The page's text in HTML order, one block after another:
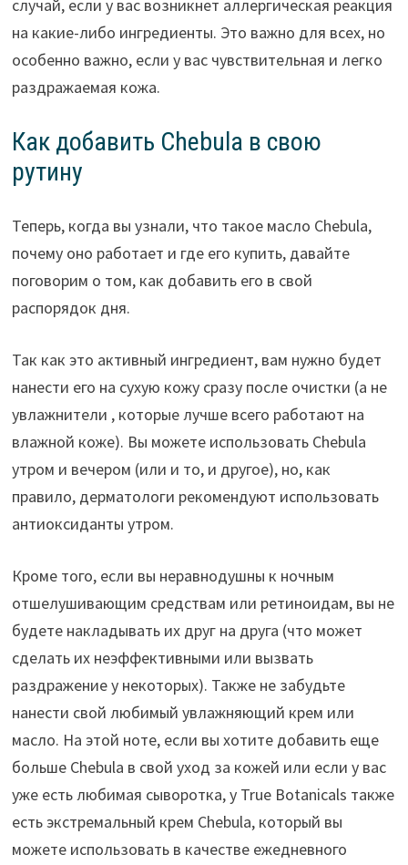
случай, если у вас возникнет аллергическая реакция
на какие-либо ингредиенты. Это важно для всех, но
особенно важно, если у вас чувствительная и легко
раздражаемая кожа.
Как добавить Chebula в свою
рутину
Теперь, когда вы узнали, что такое масло Chebula,
почему оно работает и где его купить, давайте
поговорим о том, как добавить его в свой
распорядок дня.
Так как это активный ингредиент, вам нужно будет
нанести его на сухую кожу сразу после очистки (а не
увлажнители , которые лучше всего работают на
влажной коже). Вы можете использовать Chebula
утром и вечером (или и то, и другое), но, как
правило, дерматологи рекомендуют использовать
антиоксиданты утром.
Кроме того, если вы неравнодушны к ночным
отшелушивающим средствам или ретиноидам, вы не
будете накладывать их друг на друга (что может
сделать их неэффективными или вызвать
раздражение у некоторых). Также не забудьте
нанести свой любимый увлажняющий крем или
масло. На этой ноте, если вы хотите добавить еще
больше Chebula в свой уход за кожей или если у вас
уже есть любимая сыворотка, у True Botanicals также
есть экстремальный крем Chebula, который вы
можете использовать в качестве ежедневного